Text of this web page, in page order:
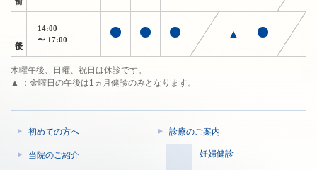
14:00
〜 17:00
▲
木曜午後、日曜、祝日は休診です。
▲ ：金曜日の午後は1ヵ月健診のみとなります。
初めての方へ
当院のご紹介
診療のご案内
妊婦健診